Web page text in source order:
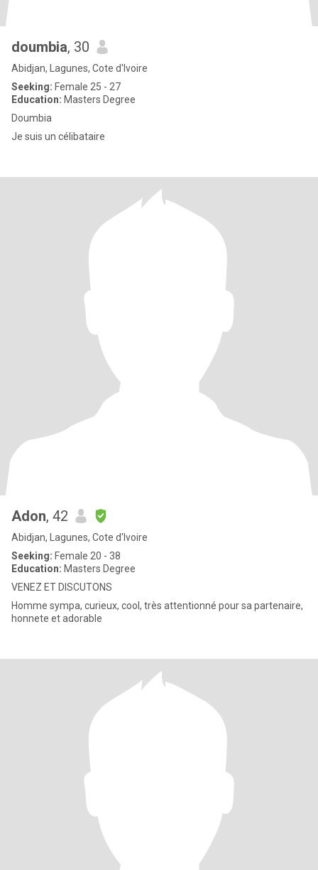
doumbia, 30
Abidjan, Lagunes, Cote d'Ivoire
Seeking: Female 25 - 27
Education: Masters Degree
Doumbia
Je suis un célibataire
Adon, 42
Abidjan, Lagunes, Cote d'Ivoire
Seeking: Female 20 - 38
Education: Masters Degree
VENEZ ET DISCUTONS
Homme sympa, curieux, cool, très attentionné pour sa partenaire,
honnete et adorable